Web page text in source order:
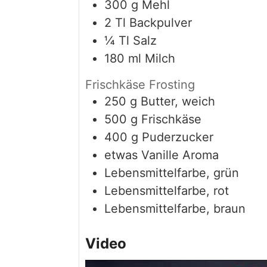
300 g Mehl
2 Tl Backpulver
¼ Tl Salz
180 ml Milch
Frischkäse Frosting
250 g Butter, weich
500 g Frischkäse
400 g Puderzucker
etwas Vanille Aroma
Lebensmittelfarbe, grün
Lebensmittelfarbe, rot
Lebensmittelfarbe, braun
Video